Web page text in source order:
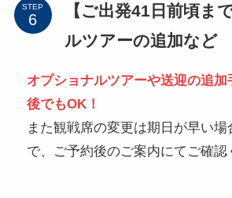
STEP
【ご出発41日前頃ま
ルツアーの追加など
オプショナルツアーや送迎の追
後でもOK！
また観戦席の変更は期日が早い
で、ご予約後のご案内にてご確認